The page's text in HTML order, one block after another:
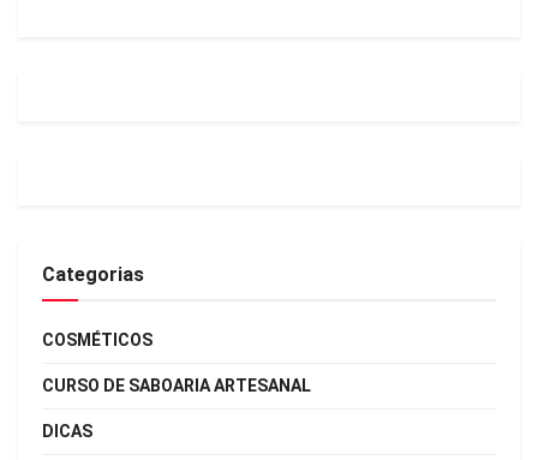
Categorias
COSMÉTICOS
CURSO DE SABOARIA ARTESANAL
DICAS